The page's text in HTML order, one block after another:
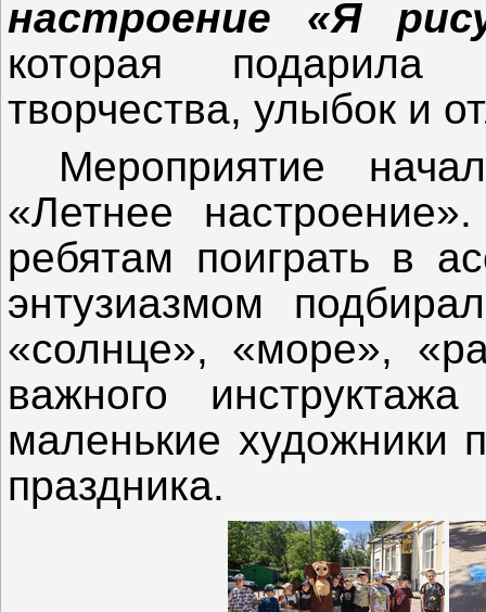
настроение «Я
которая
творчества, улыбок и
Мероприятие
«Летнее
ребятам поиграть в
энтузиазмом
«солнце», «море»,
важного
маленькие художники
праздника.